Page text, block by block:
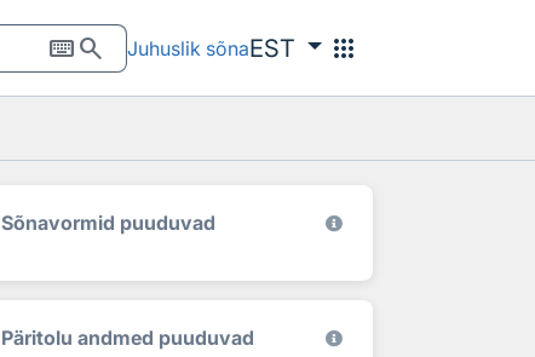
keyboardsearch Juhuslik sõnaEST apps
Sõnavormid puuduvad
Päritolu andmed puuduvad